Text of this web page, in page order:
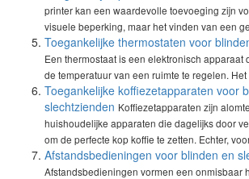
printer kan een waardevolle toevoeging zijn
visuele beperking, maar het vinden van een
Toegankelijke thermostaten voor
Een thermostaat is een elektronisch apparaat
de temperatuur van een ruimte te regelen. Het
Toegankelijke koffiezetapparaten voor
slechtzienden Koffiezetapparaten zijn
huishoudelijke apparaten die dagelijks door
om de perfecte kop koffie te zetten. Echter,
Afstandsbedieningen voor blinden en
Afstandsbedieningen vormen een onmisbaar